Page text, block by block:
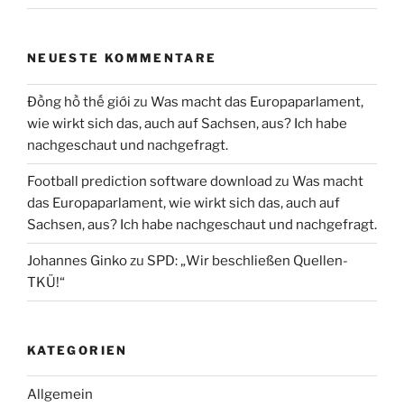
NEUESTE KOMMENTARE
Đồng hồ thế giới zu Was macht das Europaparlament,
wie wirkt sich das, auch auf Sachsen, aus? Ich habe
nachgeschaut und nachgefragt.
Football prediction software download zu Was macht
das Europaparlament, wie wirkt sich das, auch auf
Sachsen, aus? Ich habe nachgeschaut und nachgefragt.
Johannes Ginkozu SPD: „Wir beschließen Quellen-
TKÜ!“
KATEGORIEN
Allgemein